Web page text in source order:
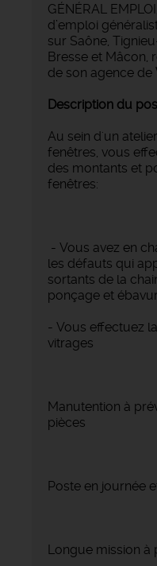
GÉNÉRAL
d’emploi
sur Saône,
Bresse et Mâcon,
de son agence de
Description du
Au sein d'un
fenêtres, vous
des montants et
fenêtres:
- Vous avez en
les défauts qui
sortants de la
ponçage et
- Vous effectuez
vitrages
Manutention à
pièces
Poste en journée
Longue mission à